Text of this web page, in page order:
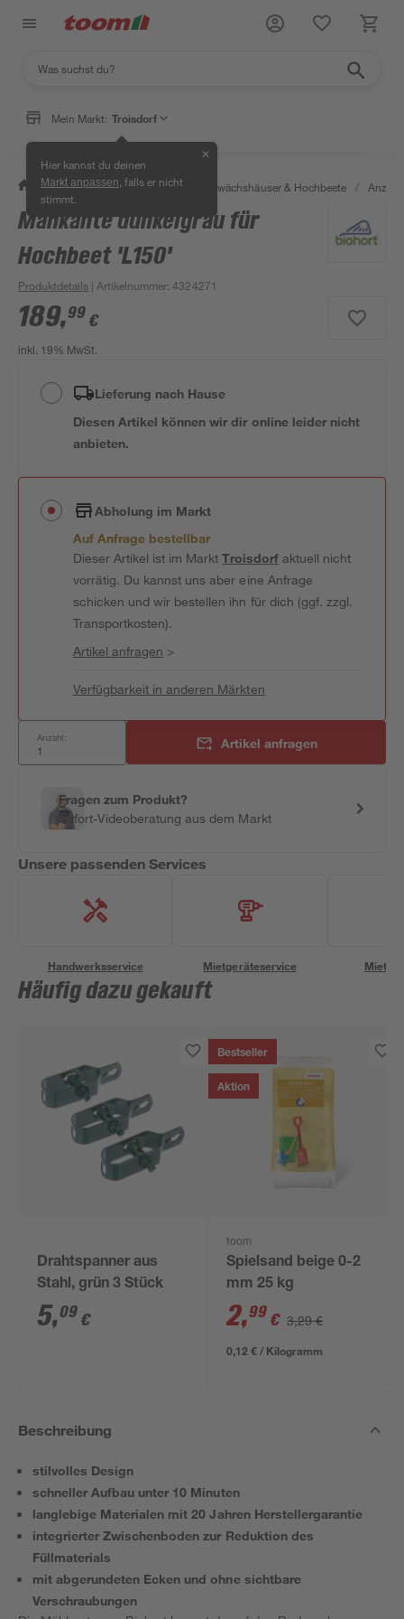
Mein Markt: Troisdorf
Hier kannst du deinen
Markt anpassen , falls er nicht
stimmt.
✕
/ Garten & Freizeit / Anzucht, Gewächshäuser & Hochbeete /
Mähkante dunkelgrau für
Hochbeet 'L150'
Produktdetails | Artikelnummer:4324271
189,99 €
inkl. 19% MwSt.
Lieferung nach Hause
Diesen Artikel können wir dir online leider nicht
anbieten.
Abholung im Markt
Auf Anfrage bestellbar
Dieser Artikel ist im MarktTroisdorfaktuell nicht
vorrätig. Du kannst uns aber eine Anfrage
schicken und wir bestellen ihn für dich (ggf. zzgl.
Transportkosten).
Artikel anfragen >
Verfügbarkeit in anderen Märkten
Anzahl: Artikel anfragen
Fragen zum Produkt?
Sofort-Videoberatung aus dem Markt
Unsere passenden Services
Handwerksservice Mietgeräteservice
Häufig dazu gekauft
Drahtspanner aus
Stahl, grün 3 Stück
5,09 €
Bestseller
Aktion
toom
Spielsand beige 0-2
mm 25 kg
2,99 € 3,29 €
0,12 € / Kilogramm
Beschreibung
stilvolles Design
schneller Aufbau unter 10 Minuten
langlebige Materialen mit 20 Jahren Herstellergarantie
integrierter Zwischenboden zur Reduktion des
Füllmaterials
mit abgerundeten Ecken und ohne sichtbare
Verschraubungen